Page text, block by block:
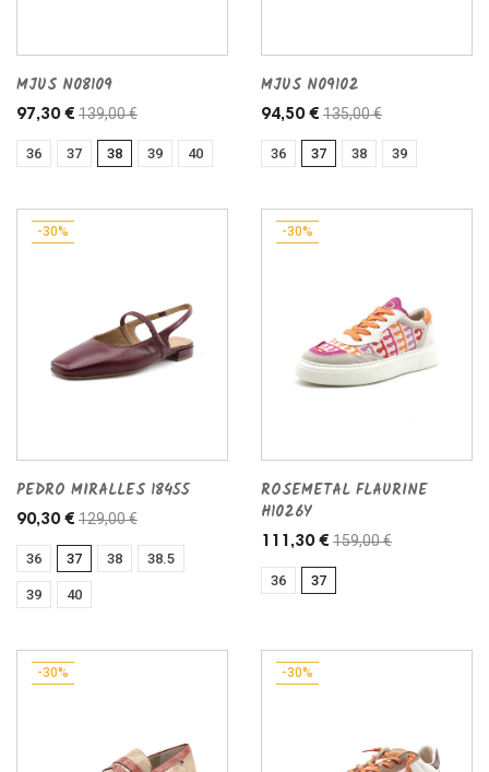
MJUS N08109
97,30 € 139,00 €
36 37 38 39 40
MJUS N09102
94,50 € 135,00 €
36 37 38 39
-30%
PEDRO MIRALLES 18455
90,30 € 129,00 €
36 37 38 38.5
39 40
-30%
ROSEMETAL FLAURINE
H1026Y
111,30 € 159,00 €
36 37
-30% -30%